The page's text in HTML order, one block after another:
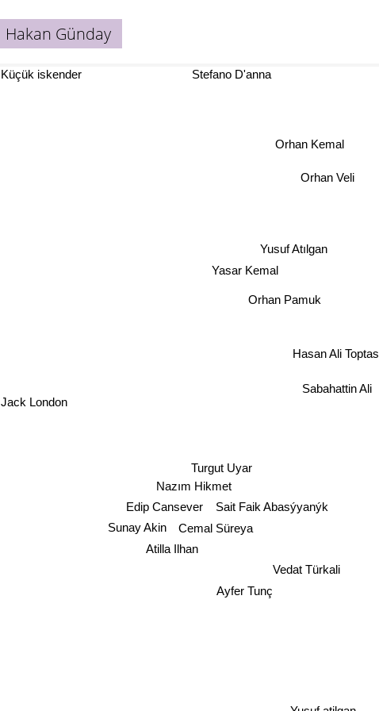
Hakan Günday
Sabahattin Ali
Vedat Türkali
Turgut Uyar
Sait Faik Abasýyanýk
Hasan Ali Toptas
Nazım Hikmet
Sunay Akin
Ayfer Tunç
Cemal Süreya
Yusuf Atılgan
Orhan Pamuk
Edip Cansever
Yasar Kemal
Atilla Ilhan
Orhan Kemal
Orhan Veli
Jack London
Küçük iskender Stefano D'anna